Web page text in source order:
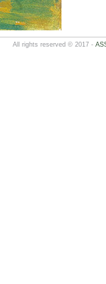
All rights reserved © 2017 -